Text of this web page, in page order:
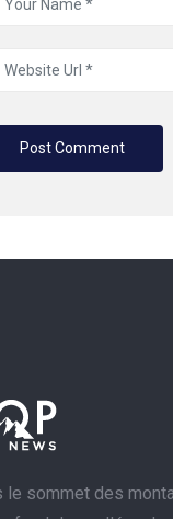
le sommet des